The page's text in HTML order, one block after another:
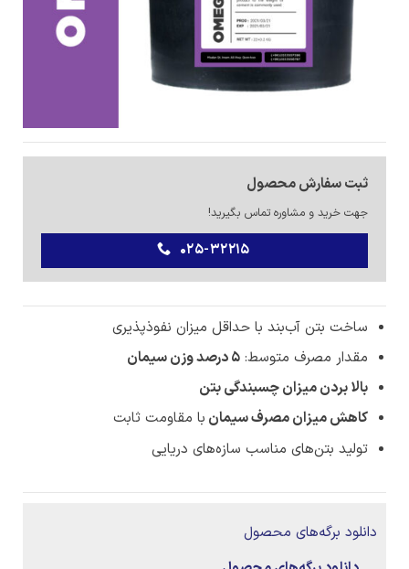
ثبت سفارش محصول
جهت خرید و مشاوره تماس بگیرید!
025-32215
ساخت بتن آب‌بند با حداقل میزان نفوذ‌پذیری
مقدار مصرف متوسط:5 درصد وزن سیمان
بالا بردن میزان چسبندگی بتن
کاهش میزان مصرف سیمان با مقاومت ثابت
تولید بتن‌های مناسب سازه‌های دریایی
دانلود برگه‌های محصول